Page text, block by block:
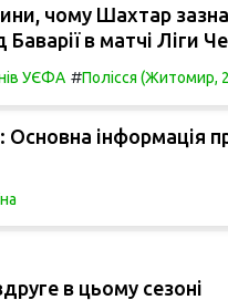
чому Шахтар
в матчі Ліги
УЄФА #Полісся (Житомир,
Основна інформація
в цьому сезоні